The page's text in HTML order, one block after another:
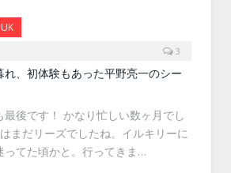
3
れ、初体験もあった平野亮一のシー
最後です！ かなり忙しい数ヶ月でし
まだリーズでしたね。イルキリーに
ってた頃かと。行ってきま…